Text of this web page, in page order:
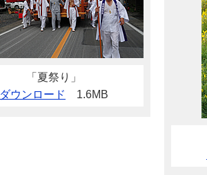
「夏祭り」
ダウンロード
1.6MB